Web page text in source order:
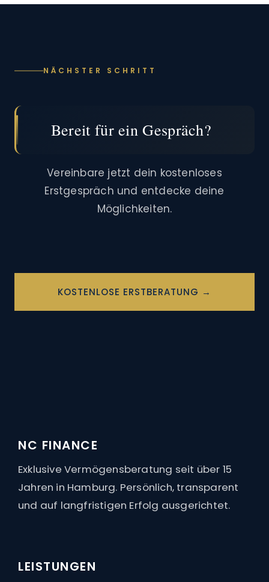
NÄCHSTER SCHRITT
Bereit für ein Gespräch?
Vereinbare jetzt dein kostenloses
Erstgespräch und entdecke deine
Möglichkeiten.
KOSTENLOSE ERSTBERATUNG →
mbH
NC FINANCE
Exklusive Vermögensberatung seit über 15
Jahren in Hamburg. Persönlich, transparent
und auf langfristigen Erfolg ausgerichtet.
LEISTUNGEN